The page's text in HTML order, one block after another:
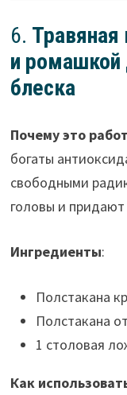
6.
и ромашкой
блеска
Почему это
богаты
свободными
головы и
Ингредиенты:
Полстакана
Полстакана
1 столовая
Как